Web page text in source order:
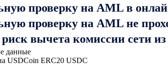
проверку на AML в
проверку на AML не
риск вычета комиссии сети
данные
USDCoin ERC20 USDC